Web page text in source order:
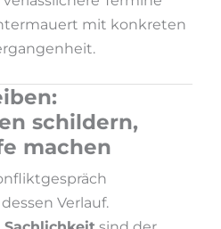
mit konkreten
schildern,
machen
Verlauf.